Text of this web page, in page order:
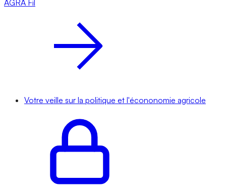
AGRA Fil
Votre veille sur la politique et l'écononomie agricole